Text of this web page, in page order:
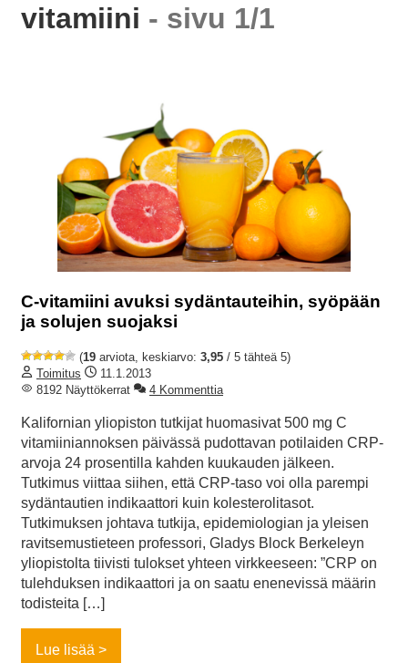
vitamiini - sivu 1/1
C-vitamiini avuksi sydäntauteihin, syöpään
ja solujen suojaksi
(19 arviota, keskiarvo: 3,95 / 5 tähteä 5)
Toimitus
11.1.2013
8192 Näyttökerrat
4 Kommenttia
Kalifornian yliopiston tutkijat huomasivat 500 mg C
vitamiiniannoksen päivässä pudottavan potilaiden CRP-
arvoja 24 prosentilla kahden kuukauden jälkeen.
Tutkimus viittaa siihen, että CRP-taso voi olla parempi
sydäntautien indikaattori kuin kolesterolitasot.
Tutkimuksen johtava tutkija, epidemiologian ja yleisen
ravitsemustieteen professori, Gladys Block Berkeleyn
yliopistolta tiivisti tulokset yhteen virkkeeseen: ”CRP on
tulehduksen indikaattori ja on saatu enenevissä määrin
todisteita […]
Lue lisää